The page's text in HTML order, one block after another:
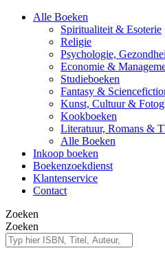
Alle Boeken
Spiritualiteit & Esoterie
Religie
Psychologie,
Economie &
Studieboeken
Fantasy &
Kunst, Cultuur &
Kookboeken
Literatuur, Romans &
Alle Boeken
Inkoop boeken
Boekenzoekdienst
Klantenservice
Contact
Zoeken
Zoeken